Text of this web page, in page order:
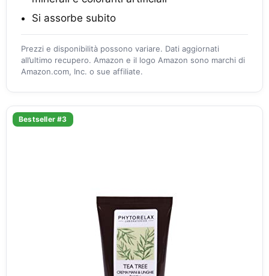
Si assorbe subito
Prezzi e disponibilità possono variare. Dati aggiornati
all’ultimo recupero. Amazon e il logo Amazon sono marchi di
Amazon.com, Inc. o sue affiliate.
Bestseller #3